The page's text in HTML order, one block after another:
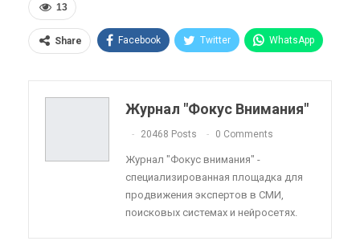
13
Share Facebook Twitter WhatsApp
Telegram Viber
Linkedin Tumblr
Журнал "Фокус Внимания"
20468 Posts 0 Comments
Журнал "Фокус внимания" -
специализированная площадка для
продвижения экспертов в СМИ,
поисковых системах и нейросетях.